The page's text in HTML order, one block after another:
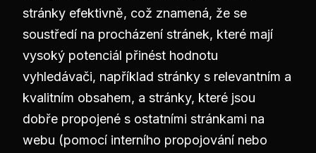
stránky efektivně, což znamená, že se
soustředí na procházení stránek, které mají
vysoký potenciál přinést hodnotu
vyhledávači, například stránky s relevantním a
kvalitním obsahem, a stránky, které jsou
dobře propojené s ostatními stránkami na
webu (pomocí interního propojování nebo